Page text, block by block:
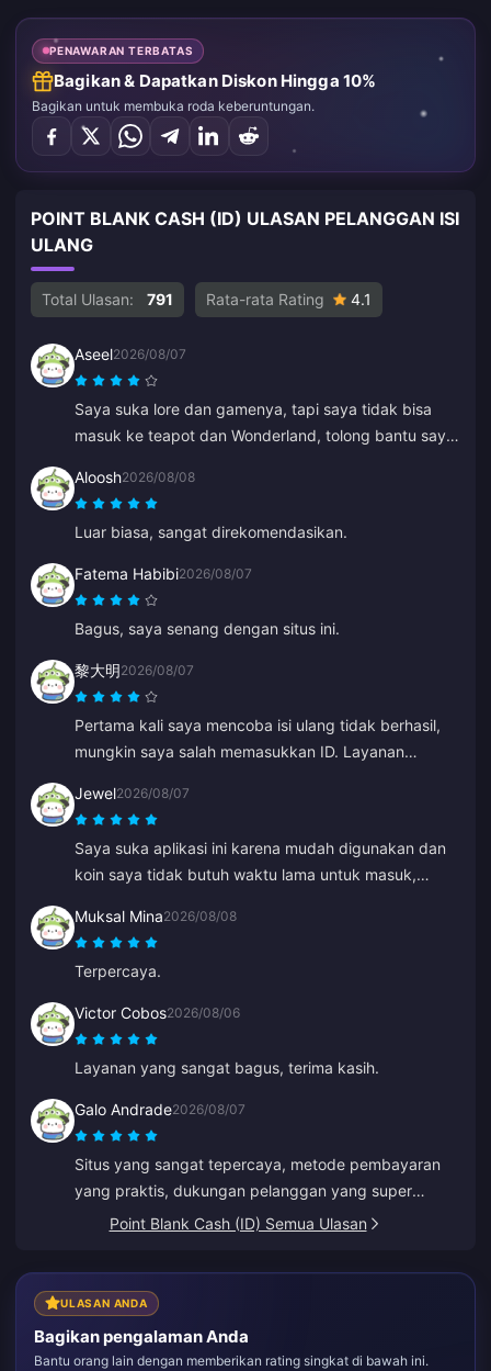
PENAWARAN TERBATAS
Bagikan & Dapatkan Diskon Hingga 10%
Bagikan untuk membuka roda keberuntungan.
POINT BLANK CASH (ID) ULASAN PELANGGAN ISI
ULANG
Total Ulasan: 791 Rata-rata Rating 4.1
Aseel2026/08/07
Saya suka lore dan gamenya, tapi saya tidak bisa
masuk ke teapot dan Wonderland, tolong bantu saya.
Aloosh2026/08/08
Luar biasa, sangat direkomendasikan.
Fatema Habibi2026/08/07
Bagus, saya senang dengan situs ini.
黎大明2026/08/07
Pertama kali saya mencoba isi ulang tidak berhasil,
mungkin saya salah memasukkan ID. Layanan
saya. Percobaan kedua berhasil tanpa masalah. Saya
akan terus menggunakan situs ini.
Jewel2026/08/07
Saya suka aplikasi ini karena mudah digunakan dan
koin saya tidak butuh waktu lama untuk masuk,
aplikasi ini!
Muksal Mina2026/08/08
Terpercaya.
Victor Cobos2026/08/06
Layanan yang sangat bagus, terima kasih.
Galo Andrade2026/08/07
Situs yang sangat tepercaya, metode pembayaran
yang praktis, dukungan pelanggan yang super
cepat, dan harga yang terjangkau.
Point Blank Cash (ID) Semua Ulasan
ULASAN ANDA
Bagikan pengalaman Anda
Bantu orang lain dengan memberikan rating singkat di bawah ini.